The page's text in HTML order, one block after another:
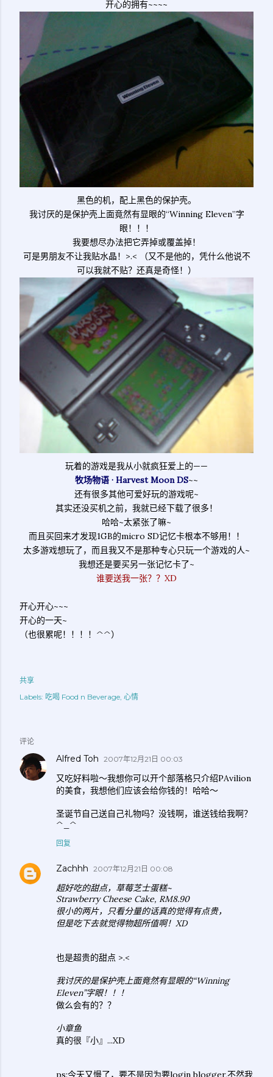
开心的拥有~~~~
黑色的机，配上黑色的保护壳。
我讨厌的是保护壳上面竟然有显眼的“Winning Eleven”字
眼！！！
我要想尽办法把它弄掉或覆盖掉！
可是男朋友不让我贴水晶！>.< （又不是他的，凭什么他说不
可以我就不贴？还真是奇怪！）
玩着的游戏是我从小就疯狂爱上的——
牧场物语 · Harvest Moon DS~~
还有很多其他可爱好玩的游戏呢~
其实还没买机之前，我就已经下载了很多！
哈哈~太紧张了嘛~
而且买回来才发现1GB的micro SD记忆卡根本不够用！！
太多游戏想玩了，而且我又不是那种专心只玩一个游戏的人~
我想还是要买另一张记忆卡了~
谁要送我一张？？XD
开心开心~~~
开心的一天~
（也很累呢！！！！^^）
共享
Labels: 吃喝 Food n Beverage 心情
评论
Alfred Toh 2007年12月21日 00:03
又吃好料啦～我想你可以开个部落格只介绍PAvilion
的美食，我想他们应该会给你钱的！哈哈～
圣诞节自己送自己礼物吗？没钱啊，谁送钱给我啊？
^_^
回复
Zachhh 2007年12月21日 00:08
超好吃的甜点，草莓芝士蛋糕~
Strawberry Cheese Cake, RM8.90
很小的两片，只看分量的话真的觉得有点贵，
但是吃下去就觉得物超所值啊！XD
也是超贵的甜点 >.<
我讨厌的是保护壳上面竟然有显眼的“Winning
Eleven”字眼！！！
做么会有的？？
小章鱼
真的很『小』...XD
ps:今天又慢了，要不是因为要login blogger,不然我